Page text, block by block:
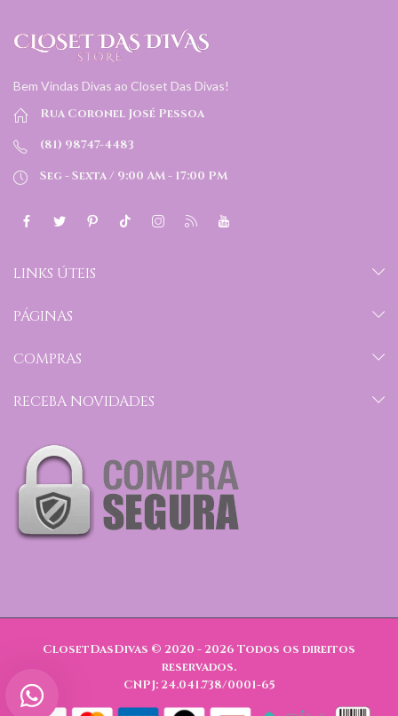
Bem Vindas Divas ao Closet Das Divas!
Rua Coronel José Pessoa
(81) 98747-4483
Seg - Sexta / 9:00 AM - 17:00 PM
LINKS ÚTEIS
PÁGINAS
COMPRAS
RECEBA NOVIDADES
ClosetDasDivas © 2020 - 2026 Todos os direitos
reservados.
CNPJ: 24.041.738/0001-65